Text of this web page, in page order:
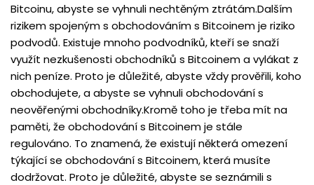
Bitcoinu, abyste se vyhnuli nechtěným ztrátám.Dalším
rizikem spojeným s obchodováním s Bitcoinem je riziko
podvodů. Existuje mnoho podvodníků, kteří se snaží
využít nezkušenosti obchodníků s Bitcoinem a vylákat z
nich peníze. Proto je důležité, abyste vždy prověřili, koho
obchodujete, a abyste se vyhnuli obchodování s
neověřenými obchodníky.Kromě toho je třeba mít na
paměti, že obchodování s Bitcoinem je stále
regulováno. To znamená, že existují některá omezení
týkající se obchodování s Bitcoinem, která musíte
dodržovat. Proto je důležité, abyste se seznámili s